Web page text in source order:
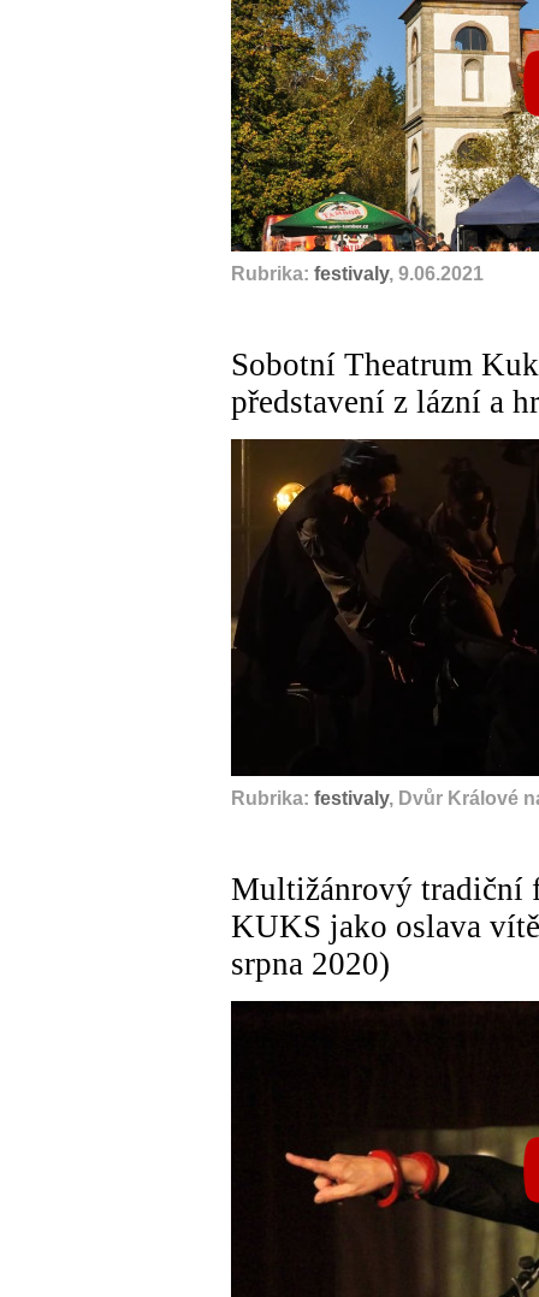
Rubrika: festivaly, 9.06.2021
Sobotní Theatrum
představení z lázní a
Rubrika: festivaly, Dvůr Králové
Multižánrový tradiční
KUKS jako oslava
srpna 2020)